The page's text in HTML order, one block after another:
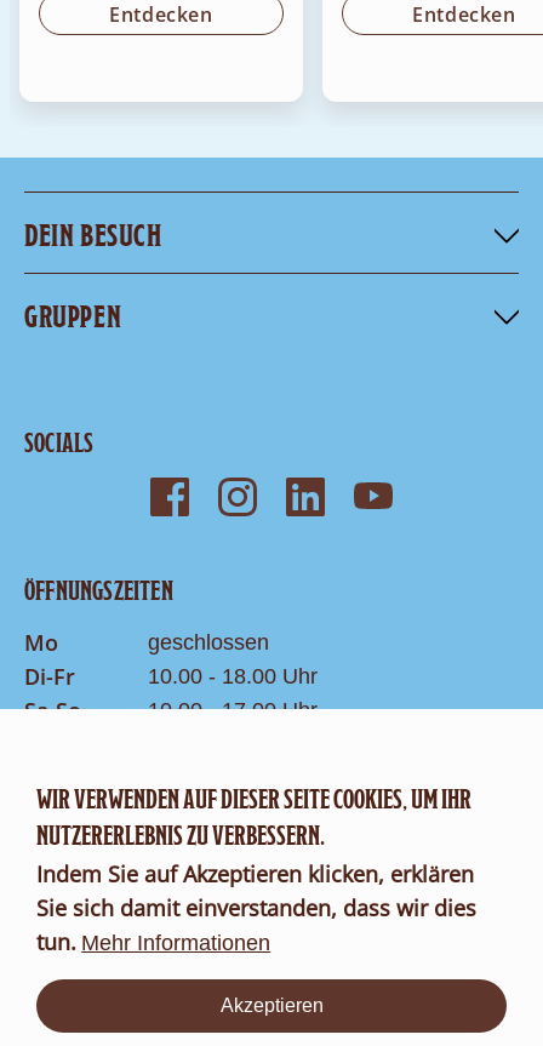
Suche
Über
DE
Entdecken Entdecken
DEIN BESUCH
GRUPPEN
SOCIALS
ÖFFNUNGSZEITEN
Mo geschlossen
Di-Fr 10.00 - 18.00 Uhr
Sa-So
10.00 - 17.00 Uhr
KONTAKT
Kontaktformular
WIR VERWENDEN AUF DIESER SEITE COOKIES, UM IHR
NUTZERERLEBNIS ZU VERBESSERN.
Indem Sie auf Akzeptieren klicken, erklären
Sie sich damit einverstanden, dass wir dies
tun. Mehr Informationen
Akzeptieren